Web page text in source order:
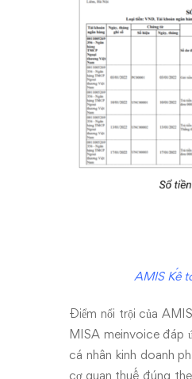
AMIS Kế
Điểm nổi trội của
MISA meinvoice
cá nhân kinh doanh
cơ quan thuế đúng